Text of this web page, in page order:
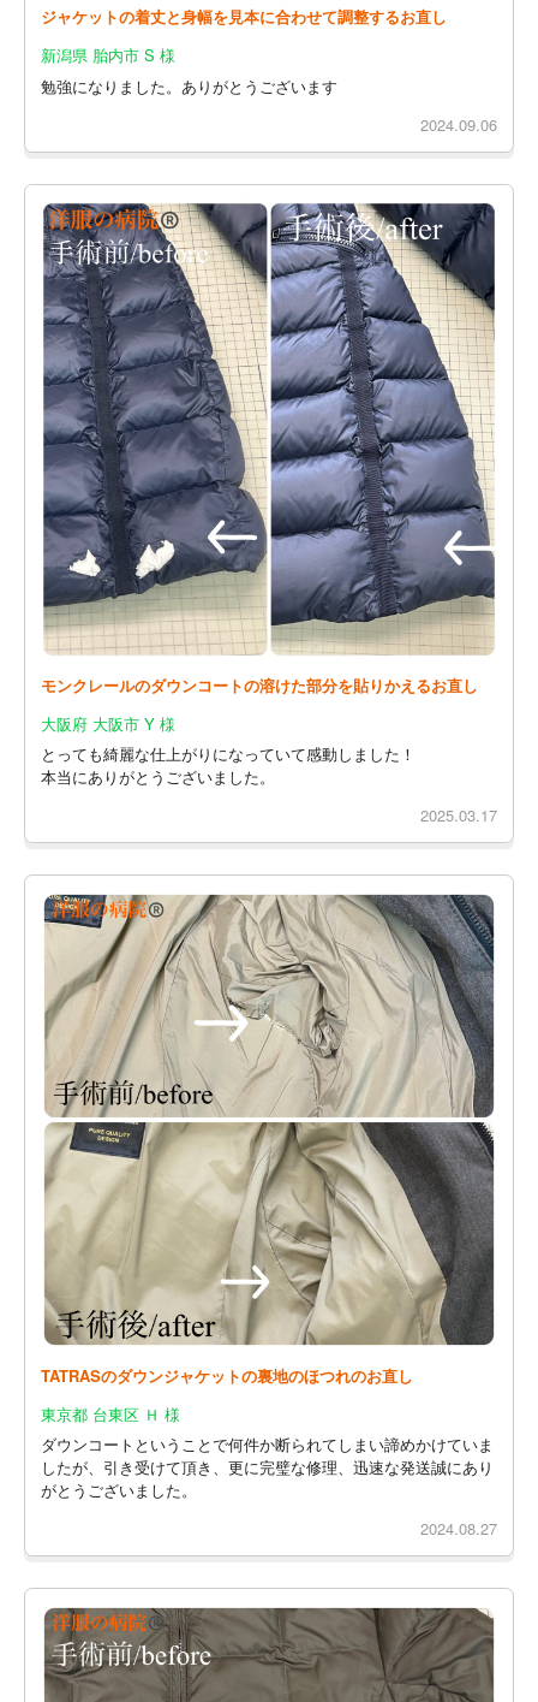
ジャケットの着丈と身幅を見本に合わせて調整するお直し
新潟県 胎内市 S 様
勉強になりました。ありがとうございます
2024.09.06
モンクレールのダウンコートの溶けた部分を貼りかえるお直し
大阪府 大阪市 Y 様
とっても綺麗な仕上がりになっていて感動しました！
本当にありがとうございました。
2025.03.17
TATRASのダウンジャケットの裏地のほつれのお直し
東京都 台東区 Ｈ 様
ダウンコートということで何件か断られてしまい諦めかけていま
したが、引き受けて頂き、更に完璧な修理、迅速な発送誠にあり
がとうございました。
2024.08.27